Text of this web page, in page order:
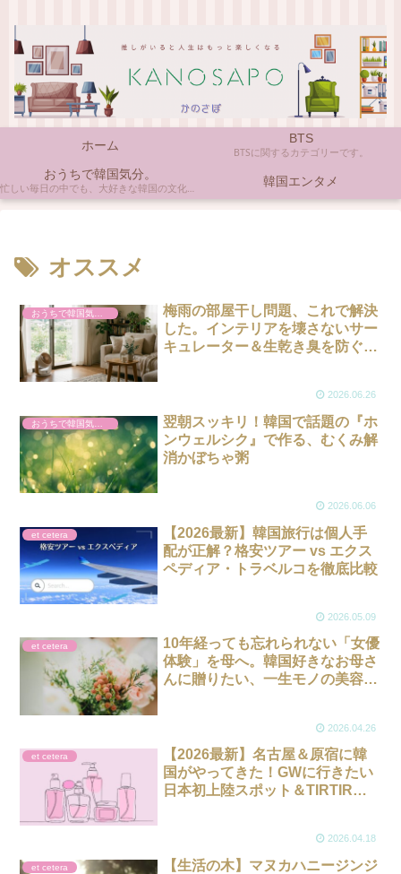
ホーム BTS
BTSに関するカテゴリーです。
おうちで韓国気分。
忙しい毎日の中でも、大好きな韓国の文化やアイテムに触れると心がほっとしますよね。ここでは、自宅で手軽に楽しめる韓国の美味しいもの、お気に入りのコスメ、そして推し活の楽しみ方など、「おうちにいながら韓国気分」に触れられるヒントを私らしくお届けします。 韓国エンタメ
オススメ
おうちで韓国気分。
梅雨の部屋干し問題、これで解決
した。インテリアを壊さないサー
キュレーター＆生乾き臭を防ぐ洗
2026.06.26
おうちで韓国気分。
翌朝スッキリ！韓国で話題の『ホ
ンウェルシク』で作る、むくみ解
消かぼちゃ粥
2026.06.06
et cetera
【2026最新】韓国旅行は個人手
配が正解？格安ツアー vs エクス
ペディア・トラベルコを徹底比較
2026.05.09
et cetera
10年経っても忘れられない「女優
体験」を母へ。韓国好きなお母さ
んに贈りたい、一生モノの美容ギ
2026.04.26
et cetera
【2026最新】名古屋＆原宿に韓
国がやってきた！GWに行きたい
日本初上陸スポット＆TIRTIRの
2026.04.18
et cetera
【生活の木】マヌカハニージンジ